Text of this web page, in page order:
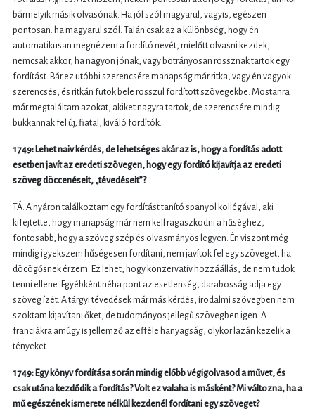
bármelyik másik olvasónak. Ha jól szól magyarul, vagyis, egészen
pontosan: ha magyarul szól. Talán csak az a különbség, hogy én
automatikusan megnézem a fordító nevét, mielőtt olvasni kezdek,
nemcsak akkor, ha nagyon jónak, vagy botrányosan rossznak tartok egy
fordítást. Bár ez utóbbi szerencsére manapság már ritka, vagy én vagyok
szerencsés, és ritkán futok bele rosszul fordított szövegekbe. Mostanra
már megtaláltam azokat, akiket nagyra tartok, de szerencsére mindig
bukkannak fel új, fiatal, kiváló fordítók.
1749: Lehet naiv kérdés, de lehetséges akár az is, hogy a fordítás adott
esetben javít az eredeti szövegen, hogy egy fordító kijavítja az eredeti
szöveg döccenéseit, „tévedéseit”?
TÁ: A nyáron találkoztam egy fordítást tanító spanyol kollégával, aki
kifejtette, hogy manapság már nem kell ragaszkodni a hűséghez,
fontosabb, hogy a szöveg szép és olvasmányos legyen. Én viszont még
mindig igyekszem hűségesen fordítani, nem javítok fel egy szöveget, ha
döcögősnek érzem. Ez lehet, hogy konzervatív hozzáállás, de nem tudok
tenni ellene. Egyébként néha pont az esetlenség, darabosság adja egy
szöveg ízét. A tárgyi tévedések már más kérdés, irodalmi szövegben nem
szoktam kijavítani őket, de tudományos jellegű szövegben igen. A
franciákra amúgy is jellemző az efféle hanyagság, olykor lazán kezelik a
tényeket.
1749: Egy könyv fordítása során mindig előbb végigolvasod a művet, és
csak utána kezdődik a fordítás? Volt ez valaha is másként? Mi változna, ha a
mű egészének ismerete nélkül kezdenél fordítani egy szöveget?